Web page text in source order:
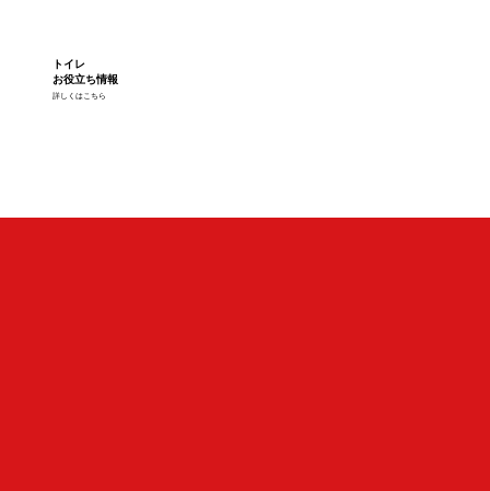
詳しくはこちら
トイレ
お役立ち情報